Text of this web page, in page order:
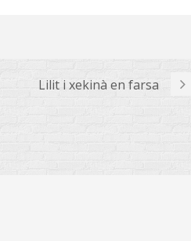
Lilit i xekinà en farsa